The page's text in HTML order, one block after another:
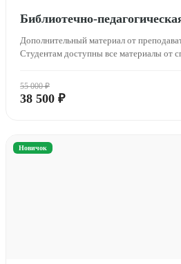
Библиотечно-
Дополнительный материал от
Студентам доступны все материалы от
55 000 ₽
38 500 ₽
Новичок